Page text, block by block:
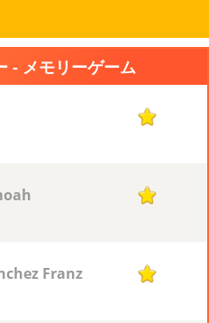
- メモリーゲーム
1
1
Franz 1